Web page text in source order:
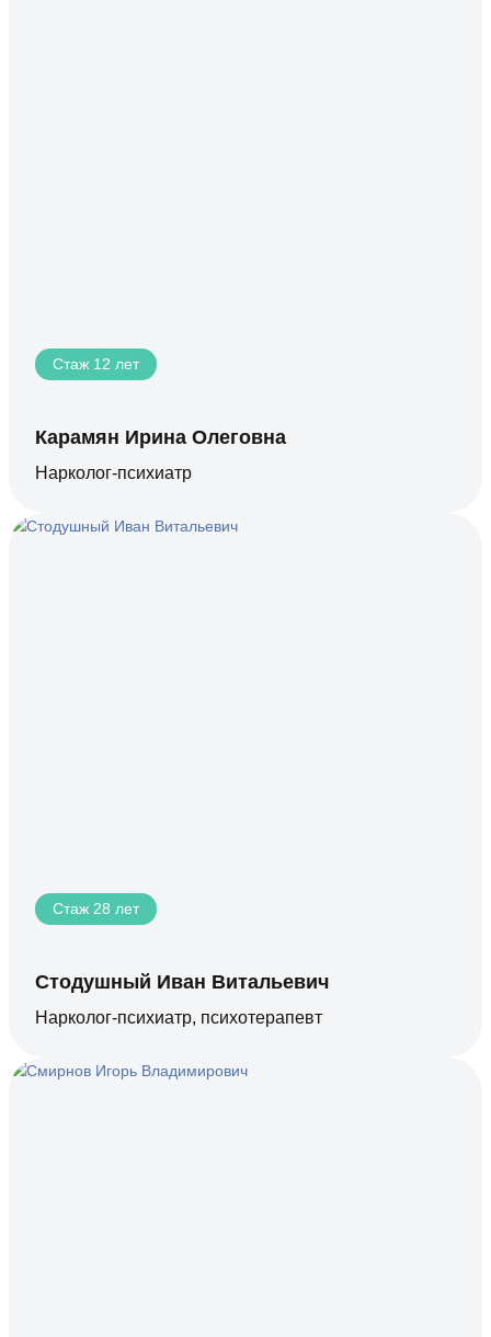
Стаж 12 лет
Карамян Ирина Олеговна
Нарколог-психиатр
Стаж 28 лет
Стодушный Иван Витальевич
Нарколог-психиатр, психотерапевт